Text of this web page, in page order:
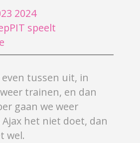
even tussen uit, in
trainen, en dan
gaan we weer
Ajax het niet doet, dan
wel.